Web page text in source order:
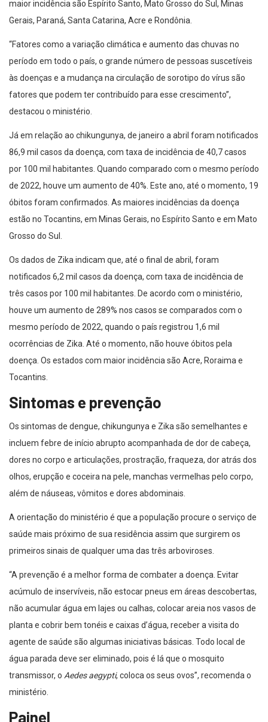
maior incidência são Espírito Santo, Mato Grosso do Sul, Minas
Gerais, Paraná, Santa Catarina, Acre e Rondônia.
“Fatores como a variação climática e aumento das chuvas no
período em todo o país, o grande número de pessoas suscetíveis
às doenças e a mudança na circulação de sorotipo do vírus são
fatores que podem ter contribuído para esse crescimento”,
destacou o ministério.
Já em relação ao chikungunya, de janeiro a abril foram notificados
86,9 mil casos da doença, com taxa de incidência de 40,7 casos
por 100 mil habitantes. Quando comparado com o mesmo período
de 2022, houve um aumento de 40%. Este ano, até o momento, 19
óbitos foram confirmados. As maiores incidências da doença
estão no Tocantins, em Minas Gerais, no Espírito Santo e em Mato
Grosso do Sul.
Os dados de Zika indicam que, até o final de abril, foram
notificados 6,2 mil casos da doença, com taxa de incidência de
três casos por 100 mil habitantes. De acordo com o ministério,
houve um aumento de 289% nos casos se comparados com o
mesmo período de 2022, quando o país registrou 1,6 mil
ocorrências de Zika. Até o momento, não houve óbitos pela
doença. Os estados com maior incidência são Acre, Roraima e
Tocantins.
Sintomas e prevenção
Os sintomas de dengue, chikungunya e Zika são semelhantes e
incluem febre de início abrupto acompanhada de dor de cabeça,
dores no corpo e articulações, prostração, fraqueza, dor atrás dos
olhos, erupção e coceira na pele, manchas vermelhas pelo corpo,
além de náuseas, vômitos e dores abdominais.
A orientação do ministério é que a população procure o serviço de
saúde mais próximo de sua residência assim que surgirem os
primeiros sinais de qualquer uma das três arboviroses.
“A prevenção é a melhor forma de combater a doença. Evitar
acúmulo de inservíveis, não estocar pneus em áreas descobertas,
não acumular água em lajes ou calhas, colocar areia nos vasos de
planta e cobrir bem tonéis e caixas d’água, receber a visita do
agente de saúde são algumas iniciativas básicas. Todo local de
água parada deve ser eliminado, pois é lá que o mosquito
transmissor, o Aedes aegypti, coloca os seus ovos”, recomenda o
ministério.
Painel